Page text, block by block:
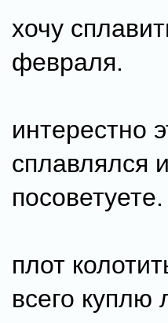
хочу
февраля.
интерестно
сплавлялся
посоветуете.
плот
всего куплю